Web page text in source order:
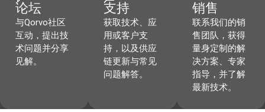
论坛
与Qorvo社区
互动，提出技
术问题并分享
见解。
支持
获取技术、应
用或客户支
持，以及供应
链更新与常见
问题解答。
销售
联系我们的销
售团队，获得
量身定制的解
决方案、专家
指导，并了解
最新技术。